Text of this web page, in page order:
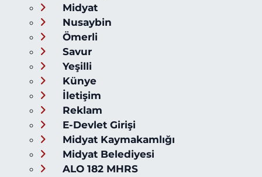
Midyat
Nusaybin
Ömerli
Savur
Yeşilli
Künye
İletişim
Reklam
E-Devlet Girişi
Midyat Kaymakamlığı
Midyat Belediyesi
ALO 182 MHRS